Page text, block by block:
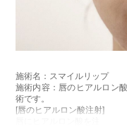
施術名：スマイルリップ
施術内容：唇のヒアルロン
術です。
[唇のヒアルロン酸注射]
唇にヒアルロン酸を注入し